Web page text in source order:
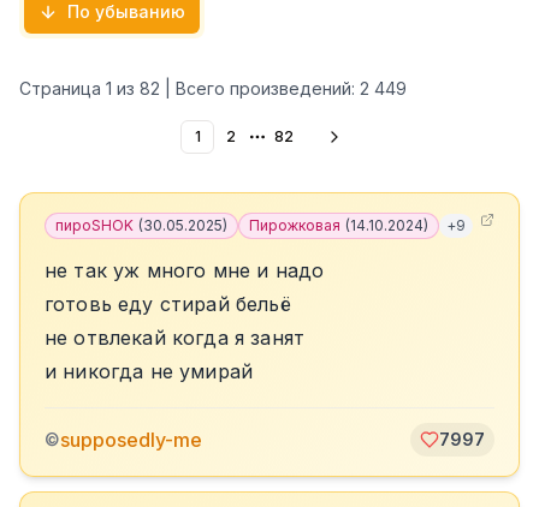
По убыванию
Страница 1 из 82 | Всего произведений: 2 449
1 2 More pages
82
пироSHOK (30.05.2025) Пирожковая (14.10.2024) +9
не так уж много мне и надо
готовь еду стирай бельё
не отвлекай когда я занят
и никогда не умирай
©supposedly-me 7997